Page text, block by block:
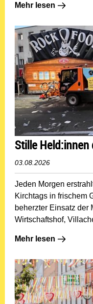
Mehr lesen:
Mehr lesen
Stille
03.08.2026
Jeden Morgen
Kirchtags in frischem
beherzter Einsatz der
Wirtschaftshof,
Mehr lesen: Stille
Mehr lesen